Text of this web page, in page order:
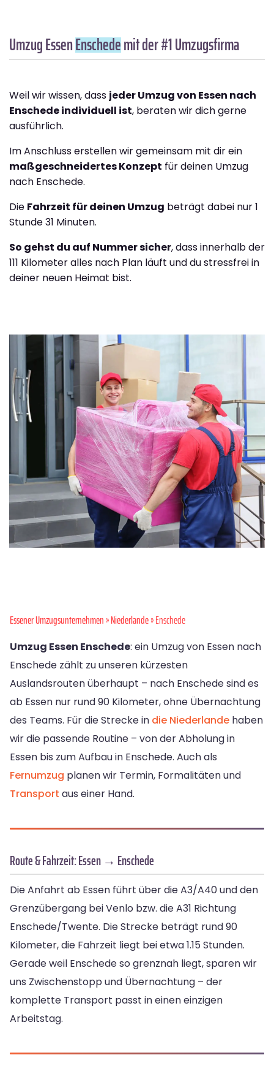
Umzug EssenEnschedemit der #1 Umzugsfirma
Weil wir wissen, dass jeder Umzug von Essen nach
Enschede individuell ist, beraten wir dich gerne
ausführlich.
Im Anschluss erstellen wir gemeinsam mit dir ein
maßgeschneidertes Konzept für deinen Umzug
nach Enschede.
Die Fahrzeit für deinen Umzug beträgt dabei nur 1
Stunde 31 Minuten.
So gehst du auf Nummer sicher, dass innerhalb der
111 Kilometer alles nach Plan läuft und du stressfrei in
deiner neuen Heimat bist.
Essener Umzugsunternehmen»Niederlande» Enschede
Umzug Essen Enschede: ein Umzug von Essen nach
Enschede zählt zu unseren kürzesten
Auslandsrouten überhaupt – nach Enschede sind es
ab Essen nur rund 90 Kilometer, ohne Übernachtung
des Teams. Für die Strecke in die Niederlande haben
wir die passende Routine – von der Abholung in
Essen bis zum Aufbau in Enschede. Auch als
Fernumzug planen wir Termin, Formalitäten und
Transport aus einer Hand.
Route & Fahrzeit: Essen → Enschede
Die Anfahrt ab Essen führt über die A3/A40 und den
Grenzübergang bei Venlo bzw. die A31 Richtung
Enschede/Twente. Die Strecke beträgt rund 90
Kilometer, die Fahrzeit liegt bei etwa 1.15 Stunden.
Gerade weil Enschede so grenznah liegt, sparen wir
uns Zwischenstopp und Übernachtung – der
komplette Transport passt in einen einzigen
Arbeitstag.